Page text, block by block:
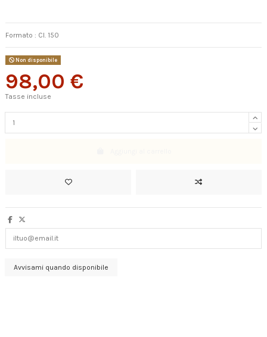
Formato : Cl. 150
Non disponibile
98,00 €
Tasse incluse